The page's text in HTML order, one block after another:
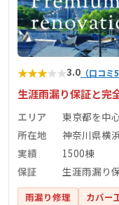
★★★★★3.0 （口コミ5
生涯雨漏り保証と完
エリア
東京都を中
所在地
神奈川県横
実績
1500棟
保証
生涯雨漏り
雨漏り修理 カバー